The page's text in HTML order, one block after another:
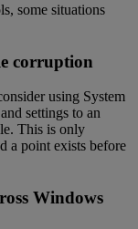
some situations
corruption
using System
settings to an
This is only
a point exists before
Windows